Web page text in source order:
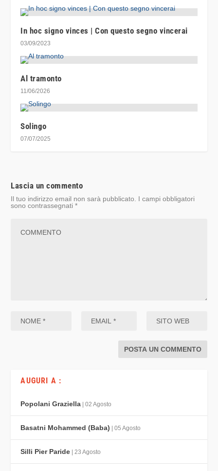
In hoc signo vinces | Con questo segno vincerai
03/09/2023
Al tramonto
11/06/2026
Solingo
07/07/2025
Lascia un commento
Il tuo indirizzo email non sarà pubblicato.
I campi obbligatori
sono contrassegnati*
AUGURI A :
Popolani Graziella | 02 Agosto
Basatni Mohammed (Baba) | 05 Agosto
Silli Pier Paride | 23 Agosto